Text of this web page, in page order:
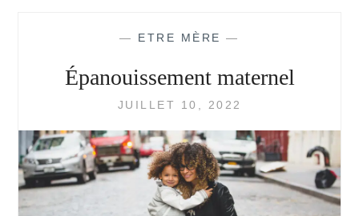
— ETRE MÈRE —
Épanouissement maternel
JUILLET 10, 2022